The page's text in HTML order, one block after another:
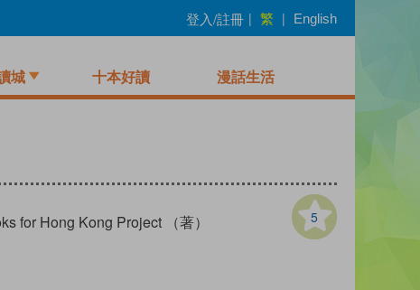
登入/註冊 | 繁 | English
城 十本好讀 漫話生活
5
for Hong Kong Project （著）